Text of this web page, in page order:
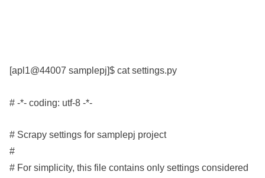
[apl1@44007 samplepj]$ cat settings.py
# -*- coding: utf-8 -*-
# Scrapy settings for samplepj project
#
# For simplicity, this file contains only settings considered